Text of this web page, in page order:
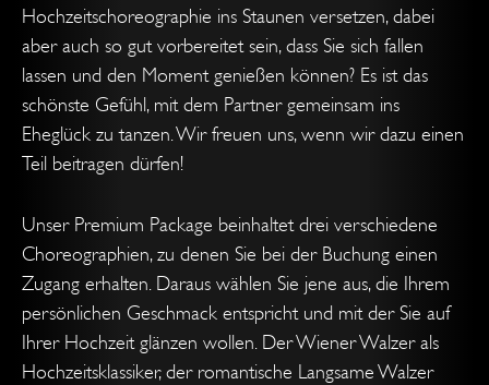
Hochzeitschoreographie ins Staunen versetzen, dabei
aber auch so gut vorbereitet sein, dass Sie sich fallen
lassen und den Moment genießen können? Es ist das
schönste Gefühl, mit dem Partner gemeinsam ins
Eheglück zu tanzen. Wir freuen uns, wenn wir dazu einen
Teil beitragen dürfen!
Unser Premium Package beinhaltet drei verschiedene
Choreographien, zu denen Sie bei der Buchung einen
Zugang erhalten. Daraus wählen Sie jene aus, die Ihrem
persönlichen Geschmack entspricht und mit der Sie auf
Ihrer Hochzeit glänzen wollen. Der Wiener Walzer als
Hochzeitsklassiker, der romantische Langsame Walzer